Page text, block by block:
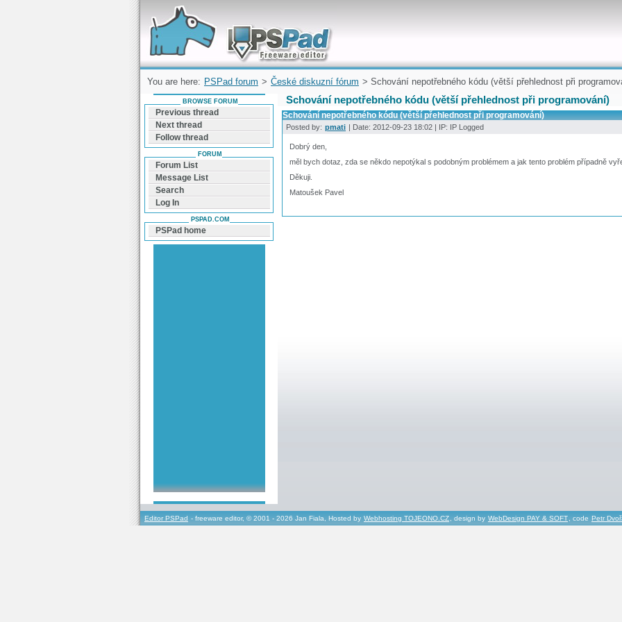
Forum can help you solve problems and quickly
find a solution with PSPad for Microsoft
Windows
You are here: PSPad forum > České diskuzní fórum > Schování nepotřebného kódu (větší přehlednost při
Schování nepotřebného kódu (větší přehlednost při programování)
Schování nepotřebného kódu (větší přehlednost při programování)
Posted by: pmati | Date: 2012-09-23 18:02 | IP: IP Logged
Dobrý den,
měl bych dotaz, zda se někdo nepotýkal s podobným problémem a jak tento problém případně
Děkuji.
Matoušek Pavel
BROWSE FORUM
Previous thread
Next thread
Follow thread
FORUM
Forum List
Message List
Search
Log In
PSPAD.COM
PSPad home
Editor PSPad - freeware editor, © 2001 - 2026 Jan Fiala, Hosted by Webhosting TOJEONO.CZ, design by WebDesign PAY & SOFT, code Petr